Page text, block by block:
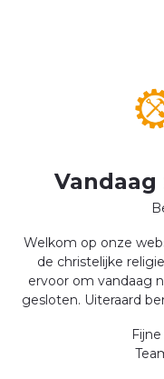
Welkom op onze
de christelijke
ervoor om vandaag
gesloten. Uiteraard